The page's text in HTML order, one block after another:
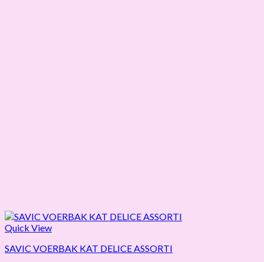
Quick View
SAVIC VOERBAK KAT DELICE ASSORTI